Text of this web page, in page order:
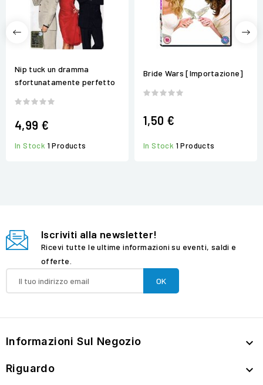
Nip tuck un dramma
sfortunatamente perfetto
4,99 €
In Stock 1 Products
Bride Wars [Importazione]
1,50 €
In Stock 1 Products
Iscriviti alla newsletter!
Ricevi tutte le ultime informazioni su eventi, saldi e
offerte.
Informazioni Sul Negozio 
Riguardo 